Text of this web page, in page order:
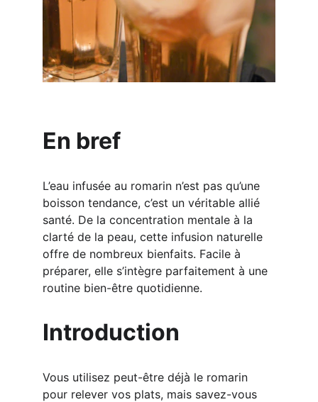
En bref
L’eau infusée au romarin n’est pas qu’une
boisson tendance, c’est un véritable allié
santé. De la concentration mentale à la
clarté de la peau, cette infusion naturelle
offre de nombreux bienfaits. Facile à
préparer, elle s’intègre parfaitement à une
routine bien-être quotidienne.
Introduction
Vous utilisez peut-être déjà le romarin
pour relever vos plats, mais savez-vous